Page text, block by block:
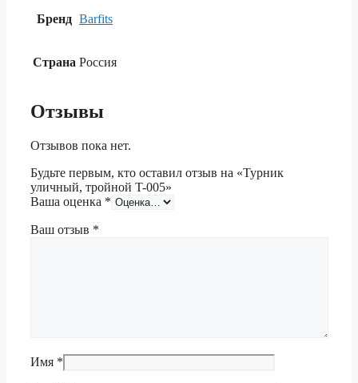
Бренд Barfits
Страна Россия
Отзывы
Отзывов пока нет.
Будьте первым, кто оставил отзыв на «Турник
уличный, тройной T-005»
Ваша оценка *
Ваш отзыв *
Имя *